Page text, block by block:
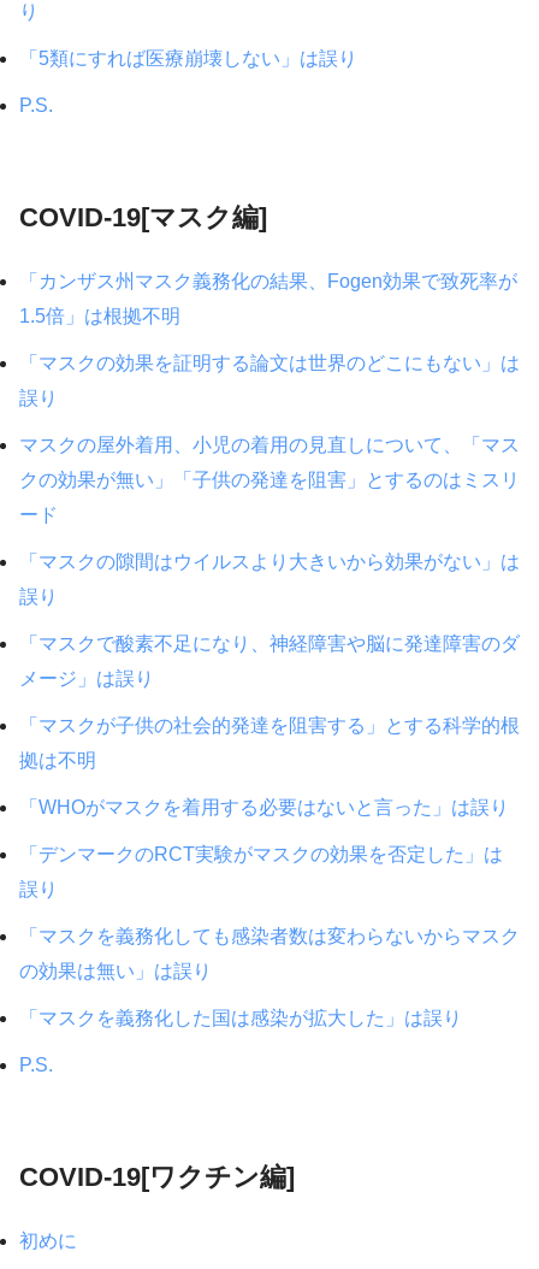
り
「5類にすれば医療崩壊しない」は誤り
P.S.
COVID-19[マスク編]
「カンザス州マスク義務化の結果、Fogen効果で致死率が
1.5倍」は根拠不明
「マスクの効果を証明する論文は世界のどこにもない」は
誤り
マスクの屋外着用、小児の着用の見直しについて、「マス
クの効果が無い」「子供の発達を阻害」とするのはミスリ
ード
「マスクの隙間はウイルスより大きいから効果がない」は
誤り
「マスクで酸素不足になり、神経障害や脳に発達障害のダ
メージ」は誤り
「マスクが子供の社会的発達を阻害する」とする科学的根
拠は不明
「WHOがマスクを着用する必要はないと言った」は誤り
「デンマークのRCT実験がマスクの効果を否定した」は
誤り
「マスクを義務化しても感染者数は変わらないからマスク
の効果は無い」は誤り
「マスクを義務化した国は感染が拡大した」は誤り
P.S.
COVID-19[ワクチン編]
初めに